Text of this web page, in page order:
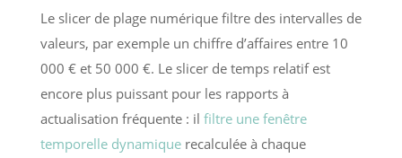
Le slicer de plage numérique filtre des intervalles de
valeurs, par exemple un chiffre d’affaires entre 10
000 € et 50 000 €. Le slicer de temps relatif est
encore plus puissant pour les rapports à
actualisation fréquente : il filtre une fenêtre
temporelle dynamiquerecalculée à chaque